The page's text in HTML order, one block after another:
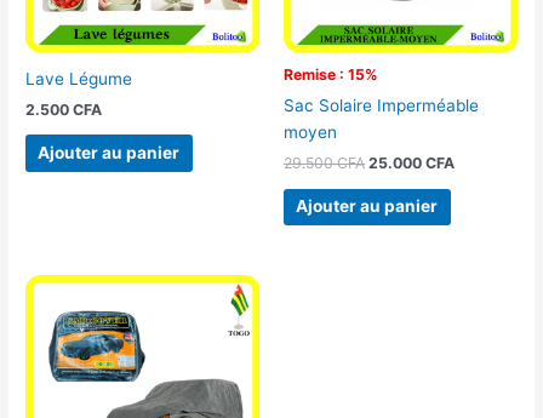
Lave Légume
2.500CFA
Ajouter au panier
Remise : 15%
Sac Solaire Imperméable
moyen
29.500CFA 25.000 CFA
Ajouter au panier